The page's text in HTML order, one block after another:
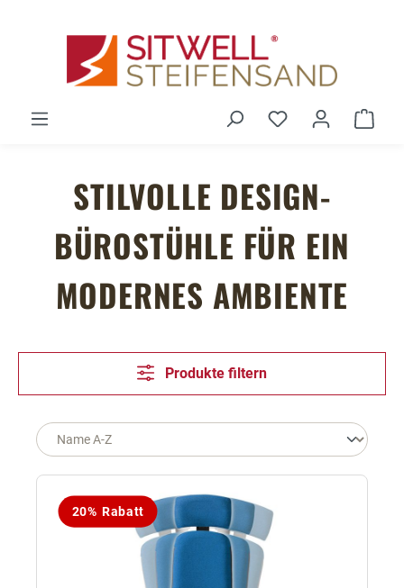
Du hast 0
STILVOLLE DESIGN-
BÜROSTÜHLE FÜR EIN
MODERNES AMBIENTE
Produkte filtern
20% Rabatt